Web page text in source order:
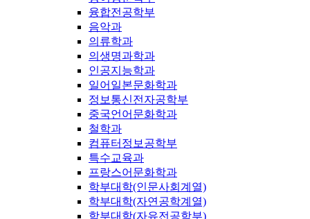
융합전공학부
음악과
의류학과
의생명과학과
인공지능학과
일어일본문화학과
정보통신전자공학부
중국언어문화학과
철학과
컴퓨터정보공학부
특수교육과
프랑스어문화학과
학부대학(인문사회계열)
학부대학(자연공학계열)
학부대학(자유전공학부)